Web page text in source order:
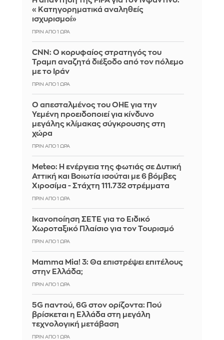
«Κατηγορηματικά αναληθείς
ισχυρισμοί»
ΠΡΙΝ ΑΠΌ 1 ΏΡΑ
CNN: Ο κορυφαίος στρατηγός του
Τραμπ αναζητά διέξοδο από τον πόλεμο
με το Ιράν
ΠΡΙΝ ΑΠΌ 1 ΏΡΑ
Ο απεσταλμένος του ΟΗΕ για την
Υεμένη προειδοποιεί για κίνδυνο
μεγάλης κλίμακας σύγκρουσης στη
χώρα
ΠΡΙΝ ΑΠΌ 1 ΏΡΑ
Meteo: Η ενέργεια της φωτιάς σε Δυτική
Αττική και Βοιωτία ισούται με 6 βόμβες
Χιροσίμα - Στάχτη 111.732 στρέμματα
ΠΡΙΝ ΑΠΌ 1 ΏΡΑ
Ικανοποίηση ΣΕΤΕ για το Ειδικό
Χωροταξικό Πλαίσιο για τον Τουρισμό
ΠΡΙΝ ΑΠΌ 1 ΏΡΑ
Mamma Mia! 3: Θα επιστρέψει επιτέλους
στην Ελλάδα;
ΠΡΙΝ ΑΠΌ 1 ΏΡΑ
5G παντού, 6G στον ορίζοντα: Πού
βρίσκεται η Ελλάδα στη μεγάλη
τεχνολογική μετάβαση
ΠΡΙΝ ΑΠΌ 1 ΏΡΑ